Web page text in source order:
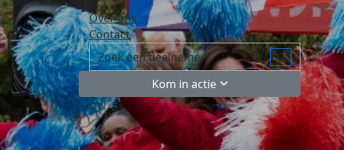
Over ons
Contact
Kom in actie